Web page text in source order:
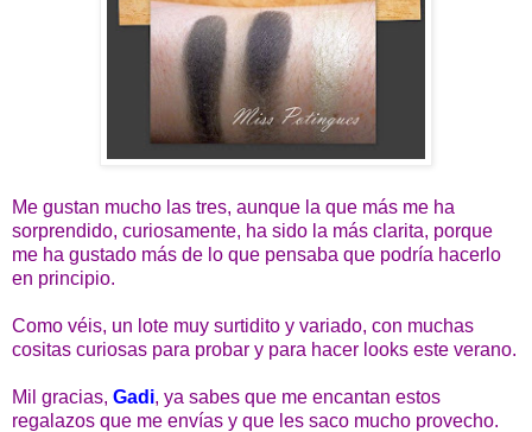
Me gustan mucho las tres, aunque la que más me ha
sorprendido, curiosamente, ha sido la más clarita, porque
me ha gustado más de lo que pensaba que podría hacerlo
en principio.
Como véis, un lote muy surtidito y variado, con muchas
cositas curiosas para probar y para hacer looks este verano.
Mil gracias, Gadi, ya sabes que me encantan estos
regalazos que me envías y que les saco mucho provecho.